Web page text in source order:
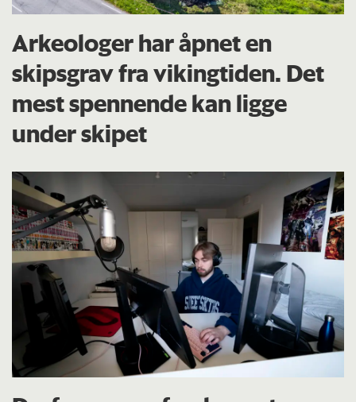
Arkeologer har åpnet en
skipsgrav fra vikingtiden. Det
mest spennende kan ligge
under skipet